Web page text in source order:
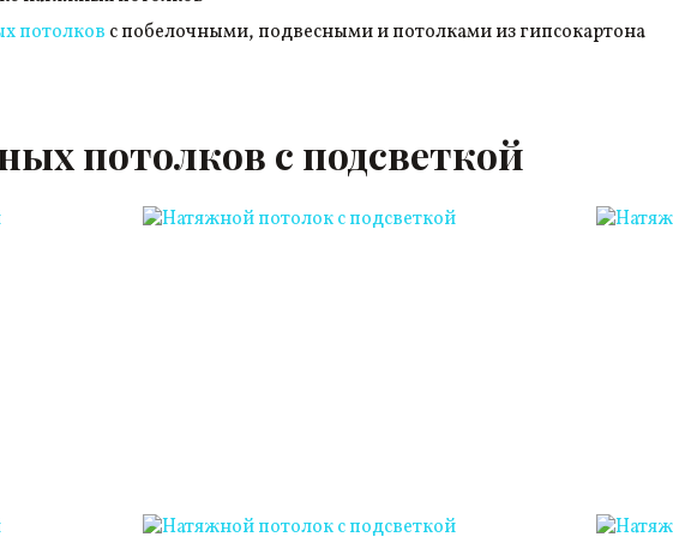
потолков с побелочными, подвесными и потолками из гипсокартона
потолков с подсветкой